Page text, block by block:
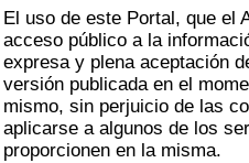
El uso de este Portal, que el
acceso público a la
expresa y plena aceptación
versión publicada en el
mismo, sin perjuicio de las
aplicarse a algunos de los
proporcionen en la misma.